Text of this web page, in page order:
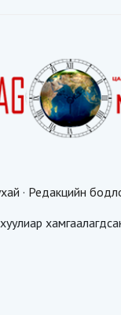
· Редакцийн